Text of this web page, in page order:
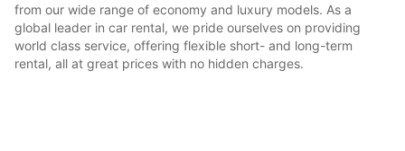
from our wide range of economy and luxury models. As a
global leader in car rental, we pride ourselves on providing
world class service, offering flexible short- and long-term
rental, all at great prices with no hidden charges.